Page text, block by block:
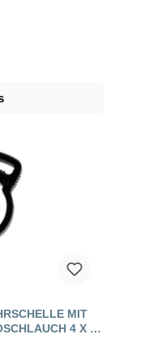
MIT
4 X 6